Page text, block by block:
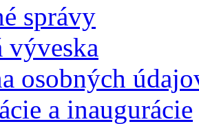
správy
výveska
osobných
a inaugurácie